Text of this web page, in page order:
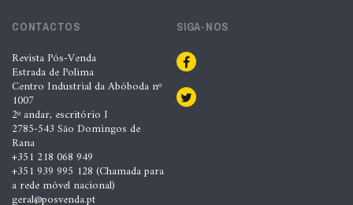
CONTACTOS
Revista Pós-Venda
Estrada de Polima
Centro Industrial da Abóboda nº
1007
2º andar, escritório I
2785-543 São Domingos de
Rana
+351 218 068 949
+351 939 995 128 (Chamada para
a rede móvel nacional)
geral@posvenda.pt
SIGA-NOS